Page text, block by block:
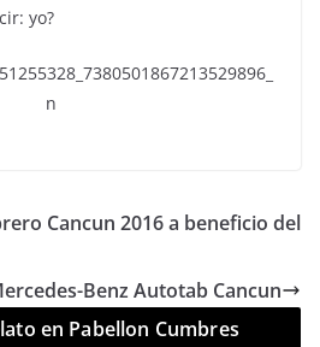
yo?
Cancun 2016 a beneficio del
Benz Autotab Cancun
en Pabellon Cumbres